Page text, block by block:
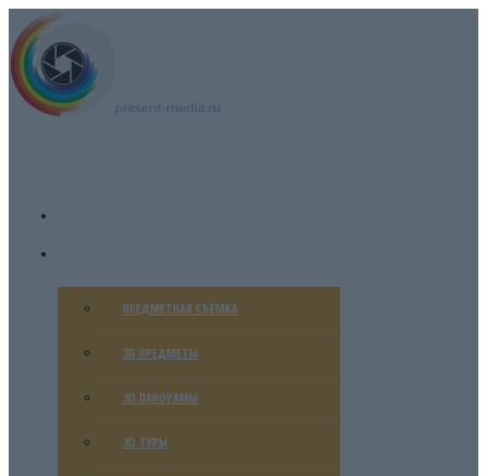
ПРЕДМЕТНАЯ СЪЁМКА
3D ПРЕДМЕТЫ
3D ПАНОРАМЫ
3D ТУРЫ